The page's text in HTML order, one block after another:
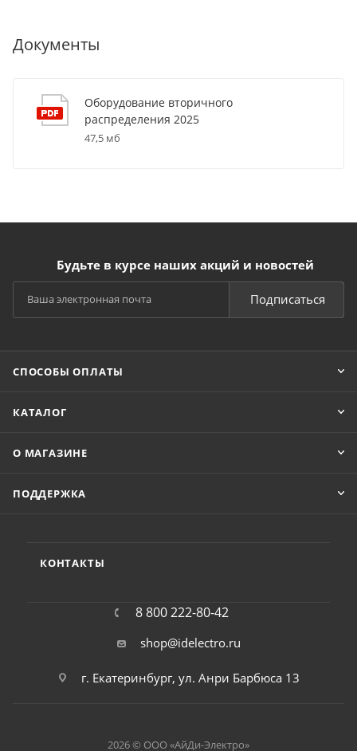
Документы
Оборудование вторичного
распределения 2025
47,5 мб
Будьте в курсе наших акций и новостей
Подписаться
СПОСОБЫ ОПЛАТЫ
КАТАЛОГ
О МАГАЗИНЕ
ПОДДЕРЖКА
КОНТАКТЫ
8 800 222-80-42
shop@idelectro.ru
г. Екатеринбург, ул. Анри Барбюса 13
2026 © ООО «АйДи-Электро»